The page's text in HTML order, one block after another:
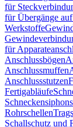
für
für Übergänge
Werkstoffe
für
Anschlussbögen
Anschlussmuffen
Anschlussstutzen
Fertigabläufe
Schneckensiphons
Rohrschellen
Schallschutz und